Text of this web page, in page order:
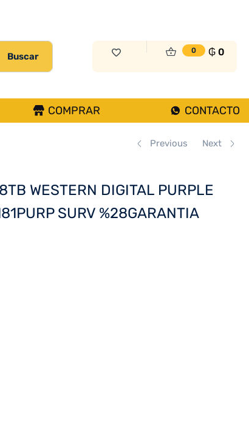
Buscar
0 ₲0
CONTACTO
COMPRAR
Previous Next
WESTERN DIGITAL PURPLE
SURV %28GARANTIA